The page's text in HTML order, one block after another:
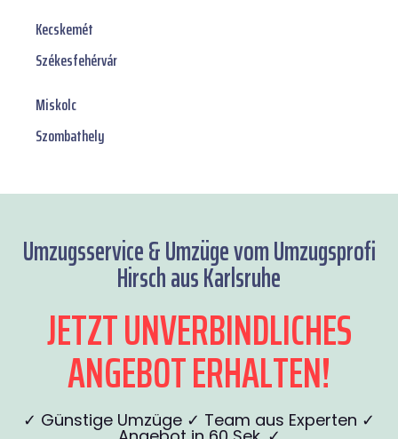
Kecskemét
Székesfehérvár
Miskolc
Szombathely
Umzugsservice & Umzüge vom Umzugsprofi
Hirsch aus Karlsruhe
JETZT UNVERBINDLICHES
ANGEBOT ERHALTEN!
✓ Günstige Umzüge ✓ Team aus Experten ✓